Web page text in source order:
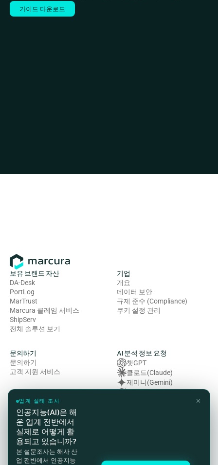
가이드 다운로드
보유 브랜드 자산
DA-Desk
PortLog
MarTrust
Marcura 클레임 서비스
ShipServ
전체 솔루션 보기
기업
개요
데이터 보안
규제 준수 (Compliance)
쿠키 설정 관리
법률 및 규정 준수
개인정보처리방침
이용약관
쿠키 정책
HSE(보건·안전·환경) 방침
문의하기
문의하기
고객 지원 서비스
AI 분석 정보 요청
챗GPT
클로드(Claude)
제미니(Gemini)
그록 (Grok)
✕
업계 실태 조사
인공지능(AI)은 해
운 업계 전반에서
실제로 어떻게 활
용되고 있습니까?
본 설문조사는 해사 산
업 전반에서 인공지능